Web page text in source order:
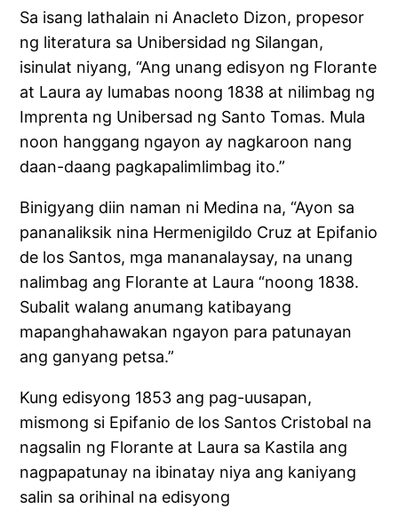
Sa isang lathalain ni Anacleto Dizon, propesor
ng literatura sa Unibersidad ng Silangan,
isinulat niyang, “Ang unang edisyon ng Florante
at Laura ay lumabas noong 1838 at nilimbag ng
Imprenta ng Unibersad ng Santo Tomas. Mula
noon hanggang ngayon ay nagkaroon nang
daan-daang pagkapalimlimbag ito.”
Binigyang diin naman ni Medina na, “Ayon sa
pananaliksik nina Hermenigildo Cruz at Epifanio
de los Santos, mga mananalaysay, na unang
nalimbag ang Florante at Laura “noong 1838.
Subalit walang anumang katibayang
mapanghahawakan ngayon para patunayan
ang ganyang petsa.”
Kung edisyong 1853 ang pag-uusapan,
mismong si Epifanio de los Santos Cristobal na
nagsalin ng Florante at Laura sa Kastila ang
nagpapatunay na ibinatay niya ang kaniyang
salin sa orihinal na edisyong